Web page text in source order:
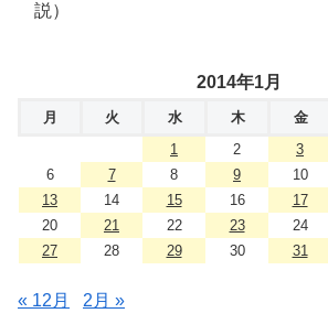
説）
2014年1月
月 火 水 木 金
1
2 3
6
7 8 9 10
13
14 15 16 17
20
21 22 23 24
27
28 29 30 31
« 12月 2月 »